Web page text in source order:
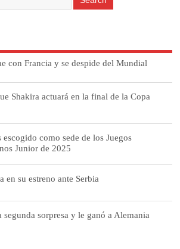
con Francia y se despide del Mundial
Shakira actuará en la final de la Copa
escogido como sede de los Juegos
Junior de 2025
en su estreno ante Serbia
segunda sorpresa y le ganó a Alemania